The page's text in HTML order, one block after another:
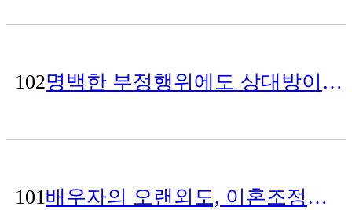
102 명백한 부정행위에도 상대방이 계속 극구부인했지만 위자료 2500만원 인정받은 승소사례
101 배우자의 오랜외도, 이혼조정으로 50% 상당의 재산분할과 성인자녀의 대학유학비용을 상대방이 부담하게 하며 이…